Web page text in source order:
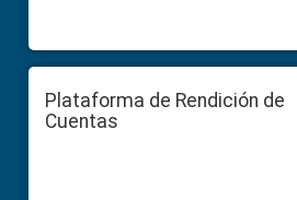
Plataforma de Rendición de
Cuentas